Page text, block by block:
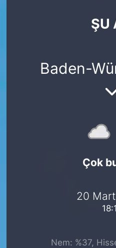
ŞU
Baden-
Çok
20
Nem: %37,